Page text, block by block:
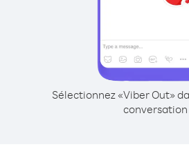
Sélectionnez «Viber Out»
conversation